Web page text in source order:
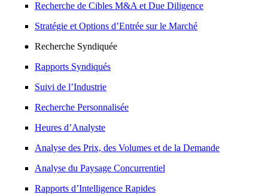
Recherche de Cibles M&A et Due Diligence
Stratégie et Options d’Entrée sur le Marché
Recherche Syndiquée
Rapports Syndiqués
Suivi de l’Industrie
Recherche Personnalisée
Heures d’Analyste
Analyse des Prix, des Volumes et de la Demande
Analyse du Paysage Concurrentiel
Rapports d’Intelligence Rapides